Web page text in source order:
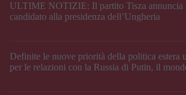
ULTIME NOTIZIE: Il partito Tisza annuncia
candidato alla presidenza dell’Ungheria
Definite le nuove priorità della politica estera
per le relazioni con la Russia di Putin, il